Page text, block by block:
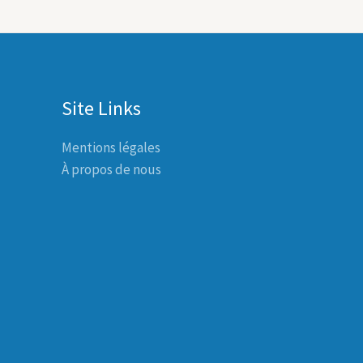
Site Links
Mentions légales
À propos de nous